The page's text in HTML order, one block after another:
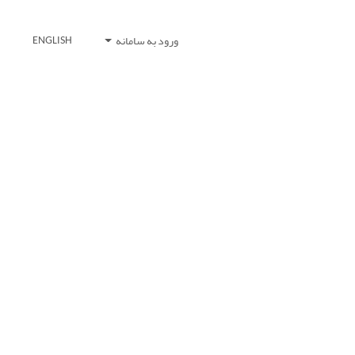
ورود به سامانه ENGLISH